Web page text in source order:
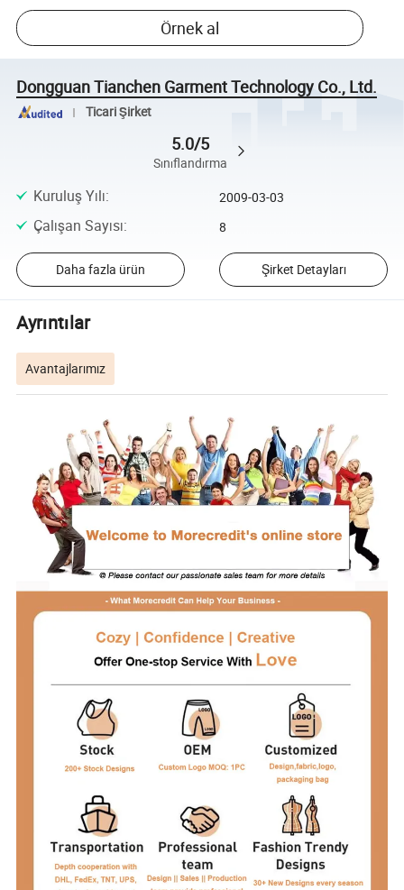
Örnek al
Dongguan Tianchen Garment Technology Co., Ltd.
Ticari Şirket
5.0/5
Sınıflandırma
Kuruluş Yılı: 2009-03-03
Çalışan Sayısı: 8
Daha fazla ürün Şirket Detayları
Ayrıntılar
Avantajlarımız